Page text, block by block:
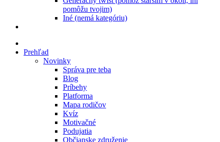
pomôžu tvojim)
Iné (nemá kategóriu)
Prehľad
Novinky
Správa pre teba
Blog
Príbehy
Platforma
Mapa rodičov
Kvíz
Motivačné
Podujatia
Občianske združenie